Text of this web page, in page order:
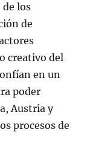
los
de
creativo del
en un
poder
Austria y
procesos de